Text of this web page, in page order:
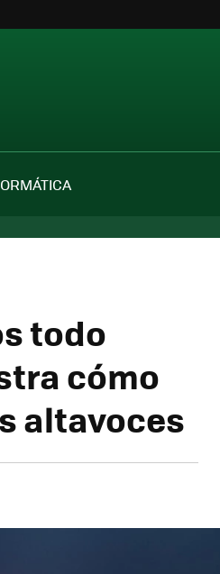
todo
cómo
altavoces